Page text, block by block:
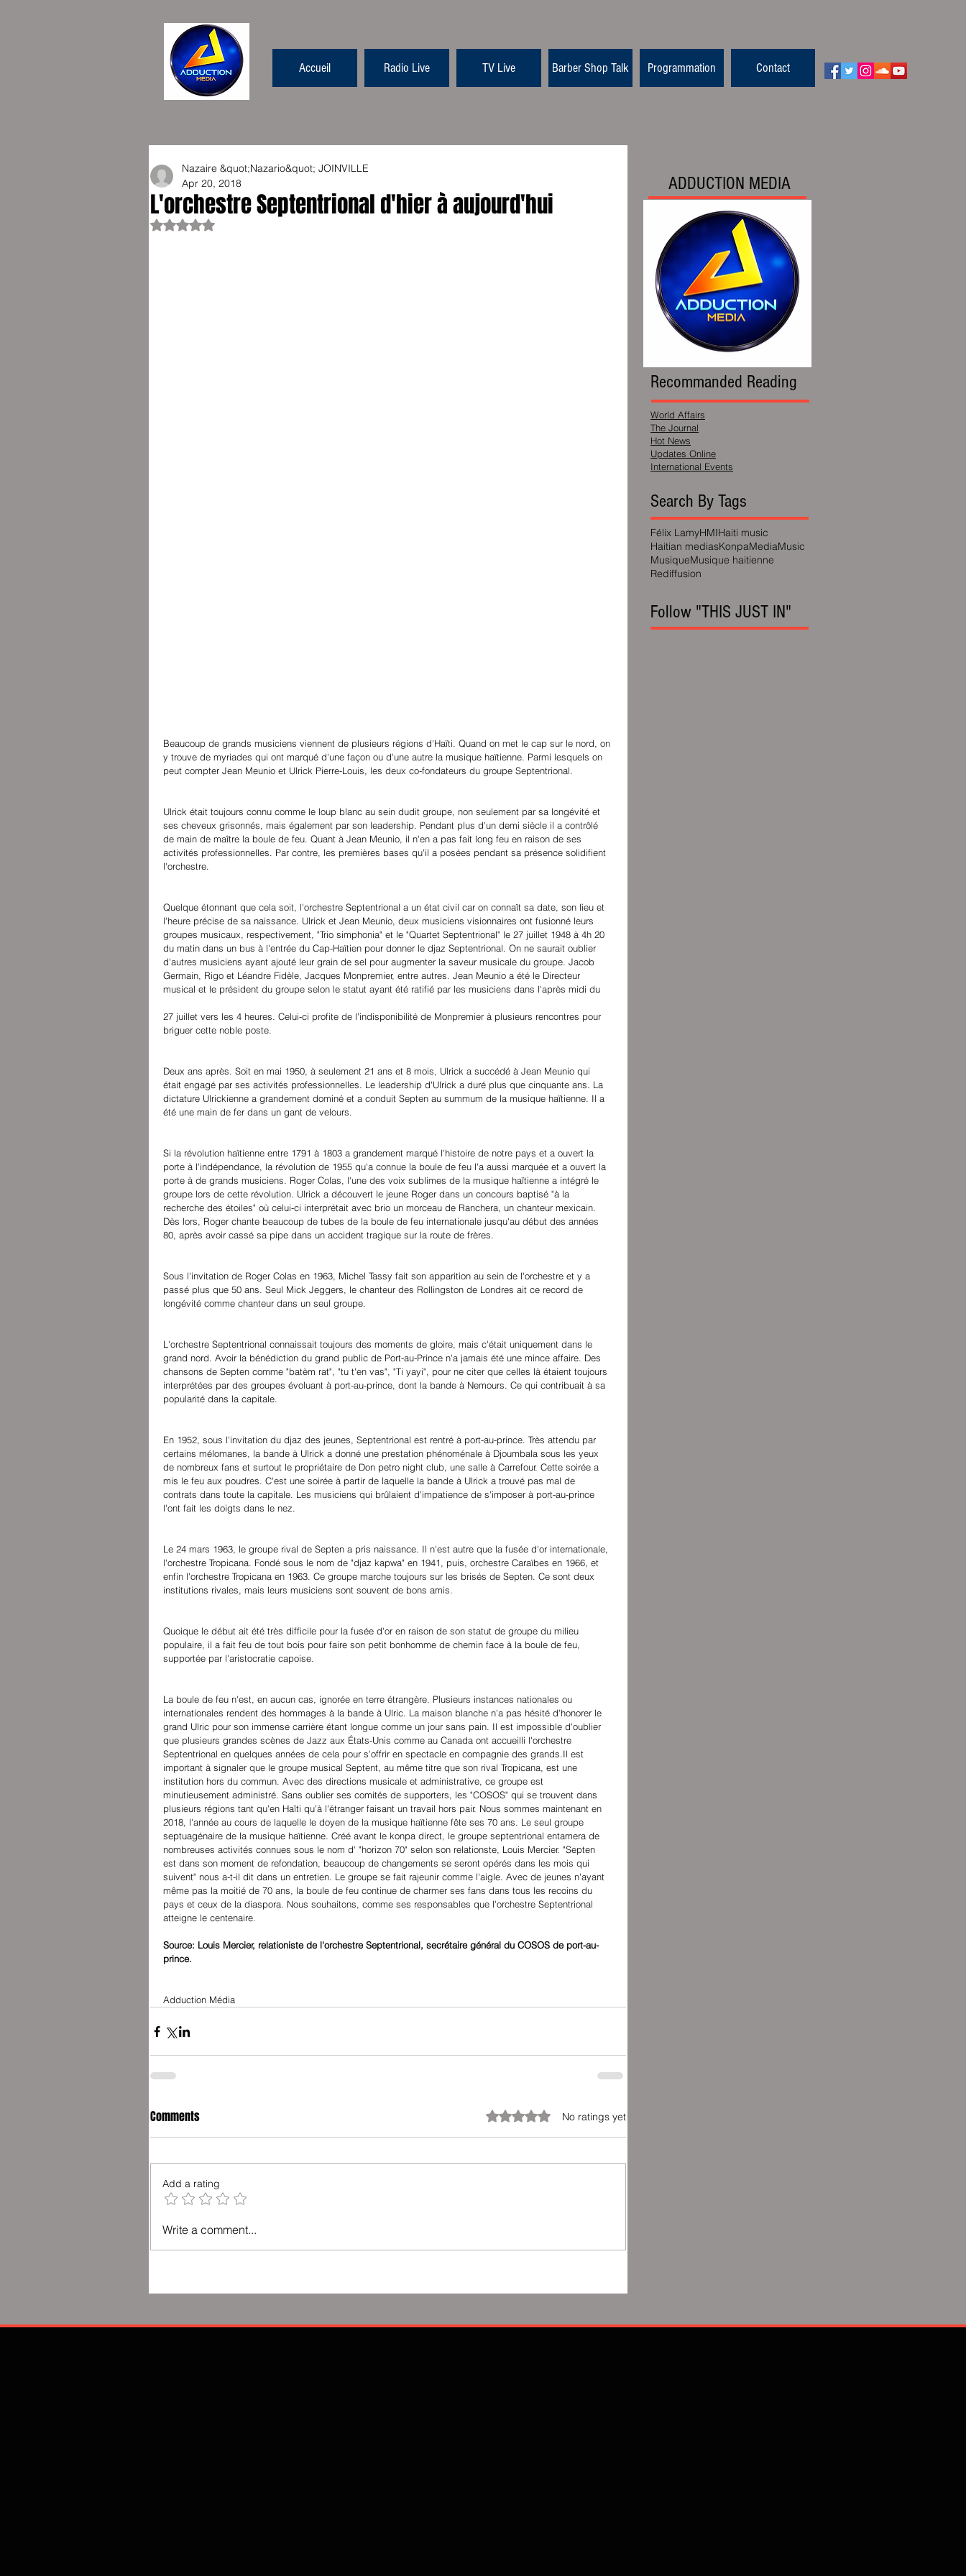
Accueil Radio Live TV Live Barber Shop Talk Programmation Contact
L'orchestre Septentrional d'hier à aujourd'hui
Nazaire &quot;Nazario&quot; JOINVILLE
Apr 20, 2018
Rated NaN out of 5 stars.
Beaucoup de grands musiciens viennent de plusieurs régions d'Haïti. Quand on met le cap sur le nord, on
y trouve de myriades qui ont marqué d'une façon ou d'une autre la musique haïtienne. Parmi lesquels on
peut compter Jean Meunio et Ulrick Pierre-Louis, les deux co-fondateurs du groupe Septentrional.
Ulrick était toujours connu comme le loup blanc au sein dudit groupe, non seulement par sa longévité et
ses cheveux grisonnés, mais également par son leadership. Pendant plus d'un demi siècle il a contrôlé
de main de maître la boule de feu. Quant à Jean Meunio, il n'en a pas fait long feu en raison de ses
activités professionnelles. Par contre, les premières bases qu'il a posées pendant sa présence solidifient
l'orchestre.
Quelque étonnant que cela soit, l'orchestre Septentrional a un état civil car on connaît sa date, son lieu et
l'heure précise de sa naissance. Ulrick et Jean Meunio, deux musiciens visionnaires ont fusionné leurs
groupes musicaux, respectivement, "Trio simphonia" et le "Quartet Septentrional" le 27 juillet 1948 à 4h 20
du matin dans un bus à l'entrée du Cap-Haïtien pour donner le djaz Septentrional. On ne saurait oublier
d'autres musiciens ayant ajouté leur grain de sel pour augmenter la saveur musicale du groupe. Jacob
Germain, Rigo et Léandre Fidèle, Jacques Monpremier, entre autres. Jean Meunio a été le Directeur
musical et le président du groupe selon le statut ayant été ratifié par les musiciens dans l'après midi du
27 juillet vers les 4 heures. Celui-ci profite de l'indisponibilité de Monpremier à plusieurs rencontres pour
briguer cette noble poste.
Deux ans après. Soit en mai 1950, à seulement 21 ans et 8 mois, Ulrick a succédé à Jean Meunio qui
était engagé par ses activités professionnelles. Le leadership d'Ulrick a duré plus que cinquante ans. La
dictature Ulrickienne a grandement dominé et a conduit Septen au summum de la musique haïtienne. Il a
été une main de fer dans un gant de velours.
Si la révolution haïtienne entre 1791 à 1803 a grandement marqué l'histoire de notre pays et a ouvert la
porte à l'indépendance, la révolution de 1955 qu'a connue la boule de feu l'a aussi marquée et a ouvert la
porte à de grands musiciens. Roger Colas, l'une des voix sublimes de la musique haïtienne a intégré le
groupe lors de cette révolution. Ulrick a découvert le jeune Roger dans un concours baptisé "à la
recherche des étoiles" où celui-ci interprétait avec brio un morceau de Ranchera, un chanteur mexicain.
Dès lors, Roger chante beaucoup de tubes de la boule de feu internationale jusqu'au début des années
80, après avoir cassé sa pipe dans un accident tragique sur la route de frères.
Sous l'invitation de Roger Colas en 1963, Michel Tassy fait son apparition au sein de l'orchestre et y a
passé plus que 50 ans. Seul Mick Jeggers, le chanteur des Rollingston de Londres ait ce record de
longévité comme chanteur dans un seul groupe.
L'orchestre Septentrional connaissait toujours des moments de gloire, mais c'était uniquement dans le
grand nord. Avoir la bénédiction du grand public de Port-au-Prince n'a jamais été une mince affaire. Des
chansons de Septen comme "batèm rat", "tu t'en vas", "Ti yayi", pour ne citer que celles là étaient toujours
interprétées par des groupes évoluant à port-au-prince, dont la bande à Nemours. Ce qui contribuait à sa
popularité dans la capitale.
En 1952, sous l'invitation du djaz des jeunes, Septentrional est rentré à port-au-prince. Très attendu par
certains mélomanes, la bande à Ulrick a donné une prestation phénoménale à Djoumbala sous les yeux
de nombreux fans et surtout le propriétaire de Don petro night club, une salle à Carrefour. Cette soirée a
mis le feu aux poudres. C'est une soirée à partir de laquelle la bande à Ulrick a trouvé pas mal de
contrats dans toute la capitale. Les musiciens qui brûlaient d'impatience de s'imposer à port-au-prince
l'ont fait les doigts dans le nez.
Le 24 mars 1963, le groupe rival de Septen a pris naissance. Il n'est autre que la fusée d'or internationale,
l'orchestre Tropicana. Fondé sous le nom de "djaz kapwa" en 1941, puis, orchestre Caraïbes en 1966, et
enfin l'orchestre Tropicana en 1963. Ce groupe marche toujours sur les brisés de Septen. Ce sont deux
institutions rivales, mais leurs musiciens sont souvent de bons amis.
Quoique le début ait été très difficile pour la fusée d'or en raison de son statut de groupe du milieu
populaire, il a fait feu de tout bois pour faire son petit bonhomme de chemin face à la boule de feu,
supportée par l'aristocratie capoise.
La boule de feu n'est, en aucun cas, ignorée en terre étrangère. Plusieurs instances nationales ou
internationales rendent des hommages à la bande à Ulric. La maison blanche n'a pas hésité d'honorer le
grand Ulric pour son immense carrière étant longue comme un jour sans pain. Il est impossible d'oublier
que plusieurs grandes scènes de Jazz aux États-Unis comme au Canada ont accueilli l'orchestre
Septentrional en quelques années de cela pour s'offrir en spectacle en compagnie des grands.Il est
important à signaler que le groupe musical Septent, au même titre que son rival Tropicana, est une
institution hors du commun. Avec des directions musicale et administrative, ce groupe est
minutieusement administré. Sans oublier ses comités de supporters, les "COSOS" qui se trouvent dans
plusieurs régions tant qu'en Haïti qu'à l'étranger faisant un travail hors pair. Nous sommes maintenant en
2018, l'année au cours de laquelle le doyen de la musique haïtienne fête ses 70 ans. Le seul groupe
septuagénaire de la musique haïtienne. Créé avant le konpa direct, le groupe septentrional entamera de
nombreuses activités connues sous le nom d' "horizon 70" selon son relationste, Louis Mercier. "Septen
est dans son moment de refondation, beaucoup de changements se seront opérés dans les mois qui
suivent" nous a-t-il dit dans un entretien. Le groupe se fait rajeunir comme l'aigle. Avec de jeunes n'ayant
même pas la moitié de 70 ans, la boule de feu continue de charmer ses fans dans tous les recoins du
pays et ceux de la diaspora. Nous souhaitons, comme ses responsables que l'orchestre Septentrional
atteigne le centenaire.
Source: Louis Mercier, relationiste de l'orchestre Septentrional, secrétaire général du COSOS de port-au-
prince.
Adduction Média
Comments Rated 0 out of 5 stars.No ratings yet
Add a rating
Write a comment...
ADDUCTION MEDIA
Recommanded Reading
World Affairs
The Journal
Hot News
Updates Online
International Events
Search By Tags
Félix LamyHMIHaiti music
Haitian mediasKonpaMediaMusic
MusiqueMusique haitienne
Rediffusion
Follow "THIS JUST IN"